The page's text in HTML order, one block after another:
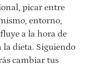
picar entre
entorno,
a la hora de
la dieta. Siguiendo
cambiar tus